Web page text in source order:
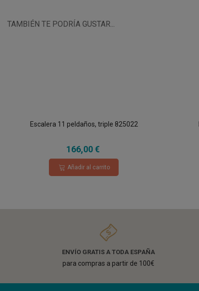
TAMBIÉN TE PODRÍA GUSTAR...
Escalera 11 peldaños, triple 825022
166,00 €
Añadir al carrito
ENVÍO GRATIS A TODA ESPAÑA
para compras a partir de 100€